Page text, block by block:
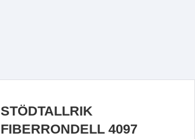
STÖDTALLRIK
FIBERRONDELL 4097